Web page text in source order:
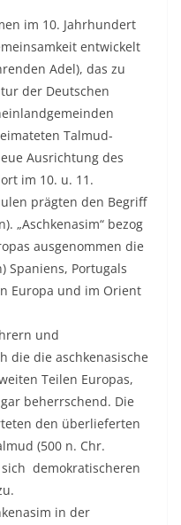
im 10. Jahrhundert
entwickelt
Adel), das zu
der Deutschen
Talmud-
Ausrichtung des
im 10. u. 11.
prägten den Begriff
„Aschkenasim“ bezog
ausgenommen die
Spaniens, Portugals
Europa und im Orient
und
die die aschkenasische
Teilen Europas,
beherrschend. Die
den überlieferten
(500 n. Chr.
demokratischeren
in der